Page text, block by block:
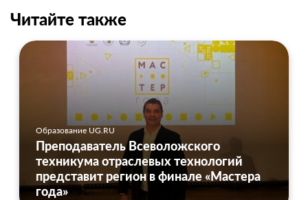
Читайте также
Образование UG.RU
Преподаватель Всеволожского
техникума отраслевых технологий
представит регион в финале «Мастера
года»